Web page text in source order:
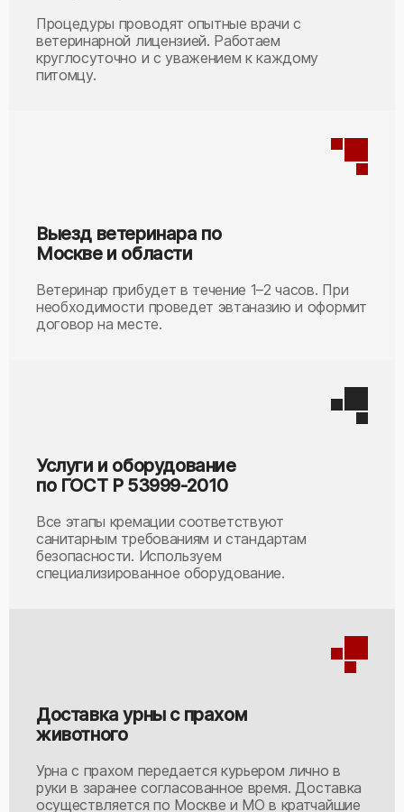
Процедуры проводят опытные врачи с
ветеринарной лицензией. Работаем
круглосуточно и с уважением к каждому
питомцу.
Выезд ветеринара по
Москве и области
Ветеринар прибудет в течение 1–2 часов. При
необходимости проведет эвтаназию и оформит
договор на месте.
Услуги и оборудование
по ГОСТ Р 53999-2010
Все этапы кремации соответствуют
санитарным требованиям и стандартам
безопасности. Используем
специализированное оборудование.
Доставка урны с прахом
животного
Урна с прахом передается курьером лично в
руки в заранее согласованное время. Доставка
осуществляется по Москве и МО в кратчайшие